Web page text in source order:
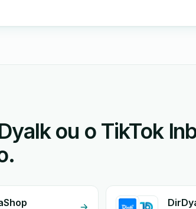
ou o TikTok